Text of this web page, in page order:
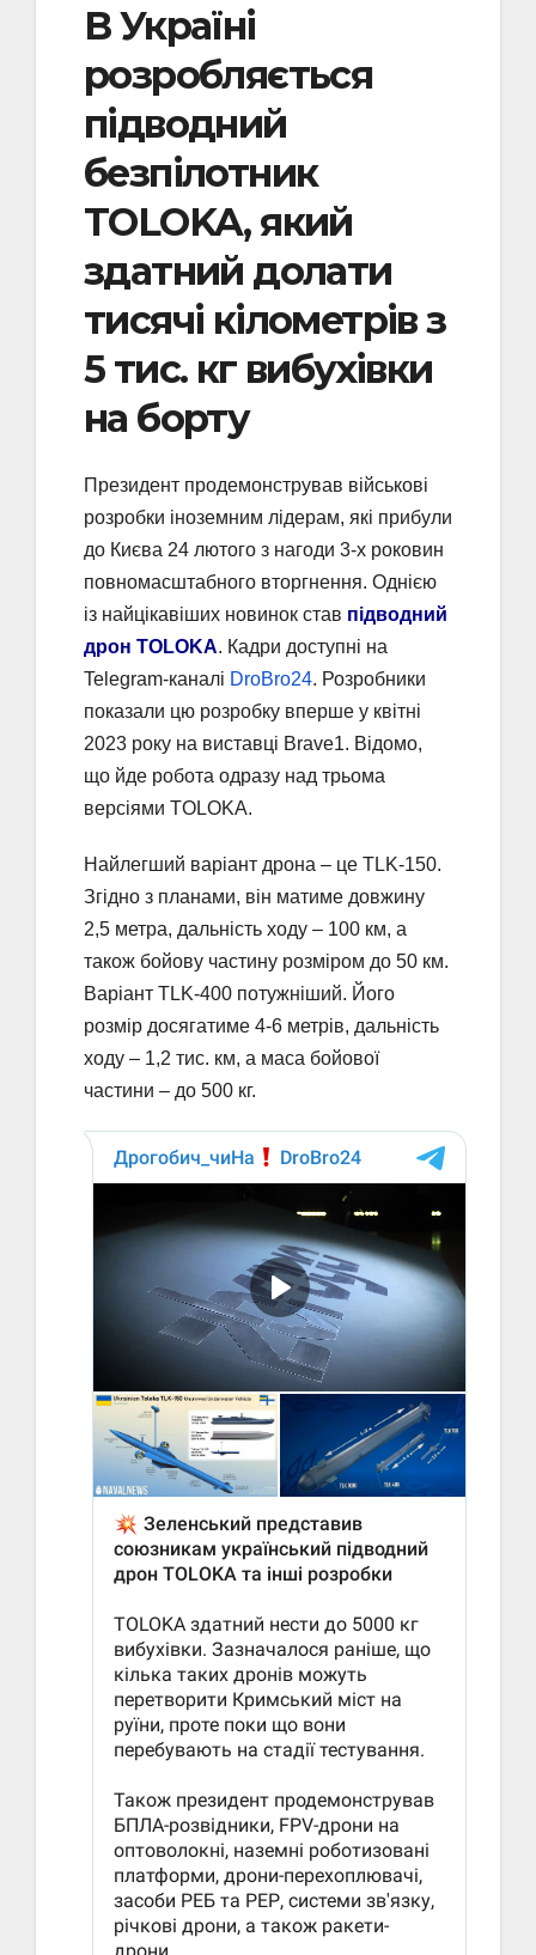
В Україні
розробляється
підводний
безпілотник
TOLOKA, який
здатний долати
тисячі кілометрів з
5 тис. кг вибухівки
на борту
Президент продемонстрував військові
розробки іноземним лідерам, які прибули
до Києва 24 лютого з нагоди 3-х роковин
повномасштабного вторгнення. Однією
із найцікавіших новинок став підводний
дрон TOLOKA. Кадри доступні на
Telegram-каналі DroBro24. Розробники
показали цю розробку вперше у квітні
2023 року на виставці Brave1. Відомо,
що йде робота одразу над трьома
версіями TOLOKA.
Найлегший варіант дрона – це TLK-150.
Згідно з планами, він матиме довжину
2,5 метра, дальність ходу – 100 км, а
також бойову частину розміром до 50 км.
Варіант TLK-400 потужніший. Його
розмір досягатиме 4-6 метрів, дальність
ходу – 1,2 тис. км, а маса бойової
частини – до 500 кг.